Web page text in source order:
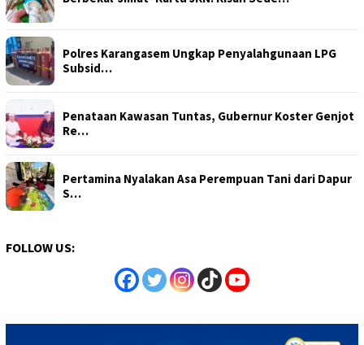
Polres Karangasem Ungkap Penyalahgunaan LPG
Subsid…
Penataan Kawasan Tuntas, Gubernur Koster Genjot
Re…
Pertamina Nyalakan Asa Perempuan Tani dari Dapur
S…
FOLLOW US: